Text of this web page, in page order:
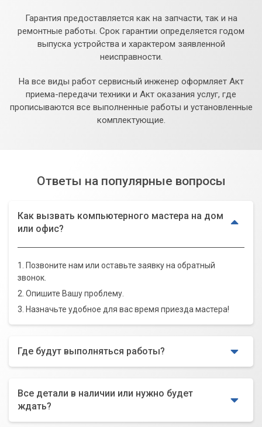
Гарантия предоставляется как на запчасти, так и на
ремонтные работы. Срок гарантии определяется годом
выпуска устройства и характером заявленной
неисправности.
На все виды работ сервисный инженер оформляет Акт
приема-передачи техники и Акт оказания услуг, где
прописываются все выполненные работы и установленные
комплектующие.
Ответы на популярные вопросы
Как вызвать компьютерного мастера на дом
или офис?
1. Позвоните нам или оставьте заявку на обратный
звонок.
2. Опишите Вашу проблему.
3. Назначьте удобное для вас время приезда мастера!
Где будут выполняться работы?
Все детали в наличии или нужно будет
ждать?